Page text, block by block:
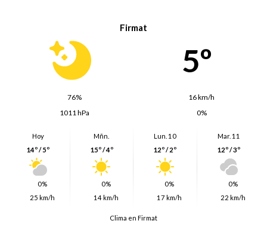
Firmat
5º
76%
16 km/h
1011 hPa
0%
Hoy
14º / 5º
0%
25 km/h
Mñn.
15º / 4º
0%
14 km/h
Lun. 10
12º / 2º
0%
17 km/h
Mar. 11
12º / 3º
0%
22 km/h
Clima en Firmat